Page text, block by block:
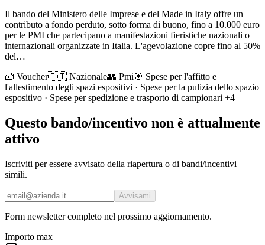
Il bando del Ministero delle Imprese e del Made in Italy offre un
contributo a fondo perduto, sotto forma di buono, fino a 10.000 euro
per le PMI che partecipano a manifestazioni fieristiche nazionali o
internazionali organizzate in Italia. L'agevolazione copre fino al 50%
del…
🧰 Voucher🇮🇹 Nazionale👥 Pmi🎯 Spese per l'affitto e
l'allestimento degli spazi espositivi · Spese per la pulizia dello spazio
espositivo · Spese per spedizione e trasporto di campionari +4
Questo bando/incentivo non è attualmente
attivo
Iscriviti per essere avvisato della riapertura o di bandi/incentivi
simili.
Avvisami
Form newsletter completo nel prossimo aggiornamento.
Importo max